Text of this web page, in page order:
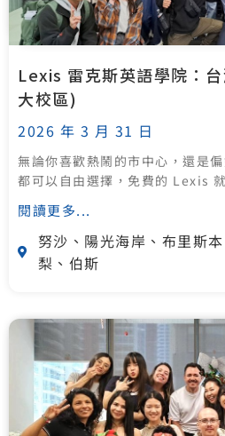
Lexis 雷克斯英語學院：
大校區)
2026 年 3 月 31 日
無論你喜歡熱鬧的市中心，還是
都可以自由選擇，免費的 Lexis
閱讀更多...
努沙、陽光海岸、布里斯
梨、伯斯